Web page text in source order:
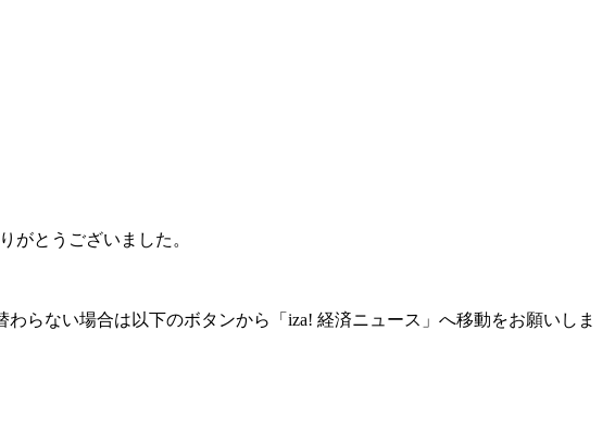
がとうございました。
らない場合は以下のボタンから「iza! 経済ニュース」へ移動をお願いしま